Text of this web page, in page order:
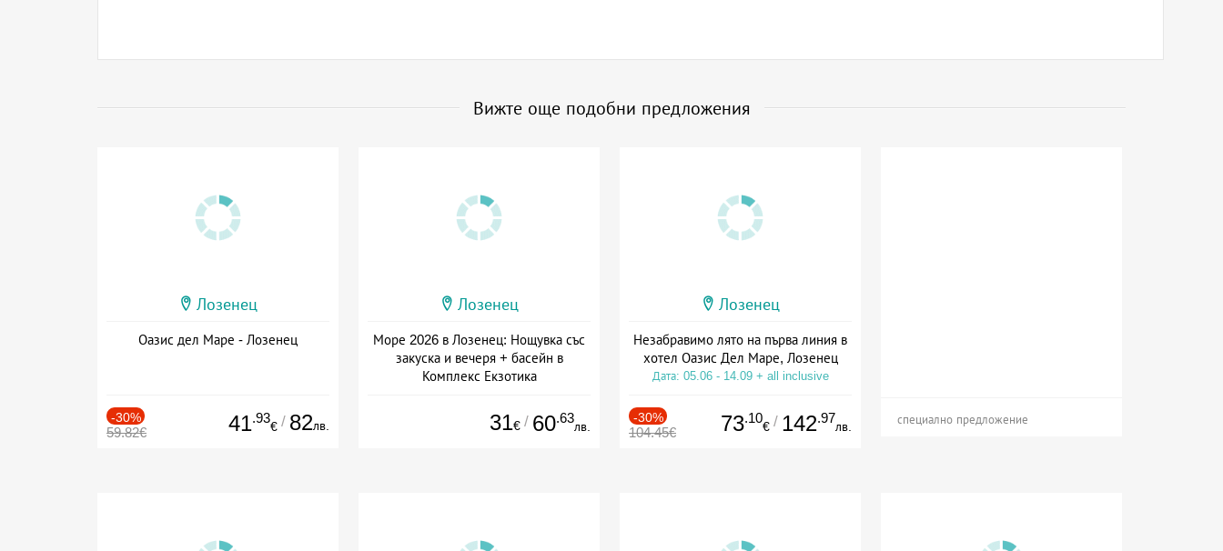
Вижте още подобни предложения
Лозенец
Оазис дел Маре - Лозенец
-30%
59.82€ 41.93
€ / 82лв.
Лозенец
Море 2026 в Лозенец: Нощувка със
закуска и вечеря + басейн в
Комплекс Екзотика
31€ / 60.63
лв.
Лозенец
Незабравимо лято на първа линия в
хотел Оазис Дел Маре, Лозенец
Дата: 05.06 - 14.09 + all inclusive
-30%
104.45€ 73.10
€ / 142.97
лв. специално предложение